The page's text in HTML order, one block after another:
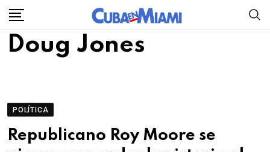
Skip
content
Doug Jones
POLÍTICA
Republicano Roy Moore se